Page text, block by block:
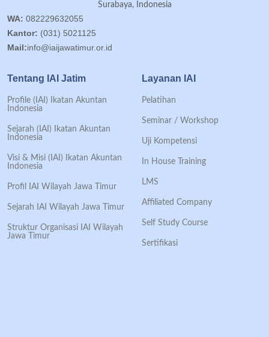
Surabaya, Indonesia
WA: 082229632055
Kantor: (031) 5021125
Mail:info@iaijawatimur.or.id
Tentang IAI Jatim
Profile (IAI) Ikatan Akuntan
Indonesia
Sejarah (IAI) Ikatan Akuntan
Indonesia
Visi & Misi (IAI) Ikatan Akuntan
Indonesia
Profil IAI Wilayah Jawa Timur
Sejarah IAI Wilayah Jawa Timur
Struktur Organisasi IAI Wilayah
Jawa Timur
Layanan IAI
Pelatihan
Seminar / Workshop
Uji Kompetensi
In House Training
LMS
Affiliated Company
Self Study Course
Sertifikasi